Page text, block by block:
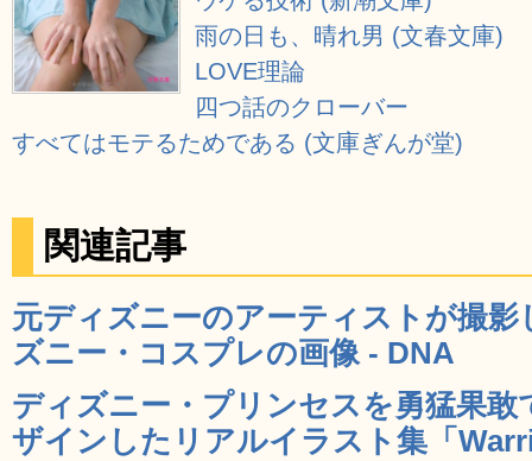
雨の日も、晴れ男 (文春文庫)
LOVE理論
四つ話のクローバー
すべてはモテるためである (文庫ぎんが堂)
関連記事
元ディズニーのアーティストが撮
ズニー・コスプレの画像 - DNA
ディズニー・プリンセスを勇猛果
ザインしたリアルイラスト集「